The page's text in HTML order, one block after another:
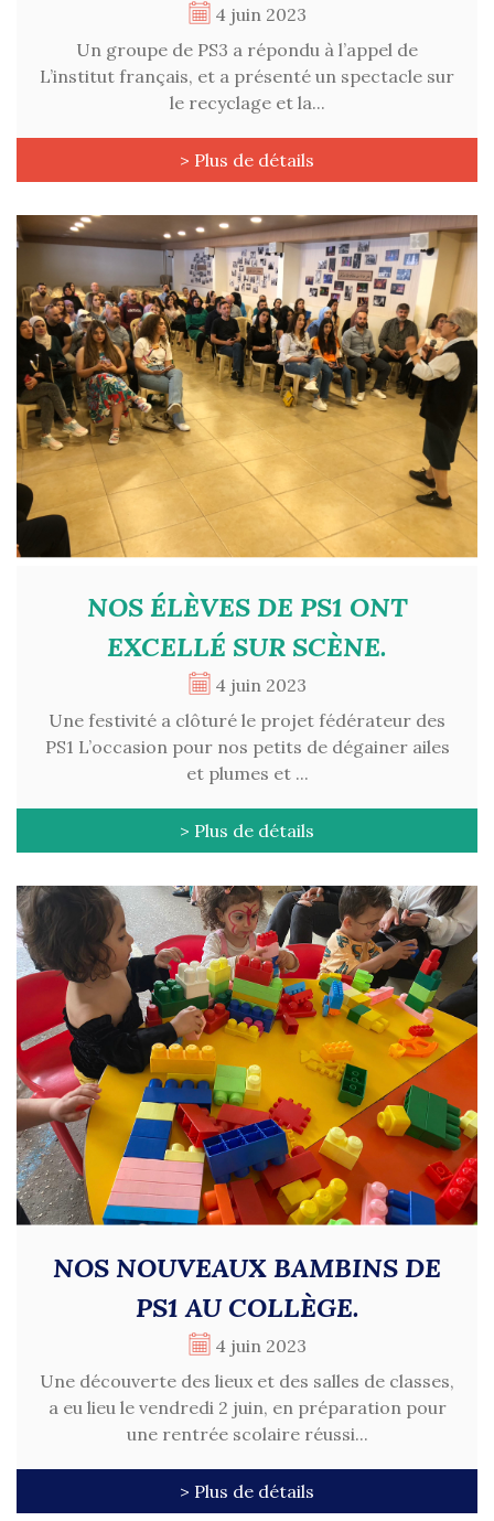
4 juin 2023
Un groupe de PS3 a répondu à l’appel de
L’institut français, et a présenté un spectacle sur
le recyclage et la...
> Plus de détails
NOS ÉLÈVES DE PS1 ONT
EXCELLÉ SUR SCÈNE.
4 juin 2023
Une festivité a clôturé le projet fédérateur des
PS1 L’occasion pour nos petits de dégainer ailes
et plumes et ...
> Plus de détails
NOS NOUVEAUX BAMBINS DE
PS1 AU COLLÈGE.
4 juin 2023
Une découverte des lieux et des salles de classes,
a eu lieu le vendredi 2 juin, en préparation pour
une rentrée scolaire réussi...
> Plus de détails